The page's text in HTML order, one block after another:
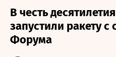
В честь
запустили ракету
Форума